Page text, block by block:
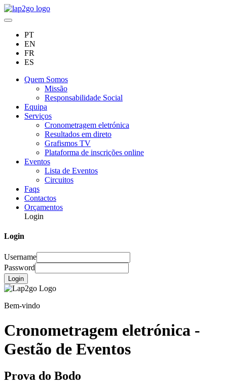
PT
EN
FR
ES
Quem Somos
Missão
Responsabilidade Social
Equipa
Serviços
Cronometragem eletrónica
Resultados em direto
Grafismos TV
Plataforma de inscrições online
Eventos
Lista de Eventos
Circuitos
Faqs
Contactos
Orçamentos
Login
Login
Username
Password
Login
Bem-vindo
Cronometragem eletrónica -
Gestão de Eventos
Prova do Bodo